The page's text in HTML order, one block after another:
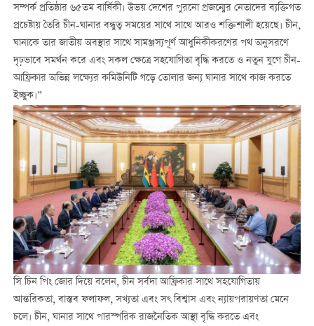
সম্পর্ক প্রতিষ্ঠার ৬৫তম বার্ষিকী। উভয় দেশের পুরনো প্রজন্মের নেতাদের ব্যক্তিগত
প্রচেষ্টায় তৈরি চীন-ঘানার বন্ধুত্ব সময়ের সাথে সাথে আরও শক্তিশালী হয়েছে। চীন,
ঘানাকে তার জাতীয় অবস্থার সাথে সামঞ্জস্যপূর্ণ আধুনিকীকরণের পথ অনুসরণে
দৃঢ়ভাবে সমর্থন করে এবং সকল ক্ষেত্রে সহযোগিতা বৃদ্ধি করতে ও নতুন যুগে চীন-
আফ্রিকার অভিন্ন লক্ষ্যের কমিউনিটি গড়ে তোলার জন্য ঘানার সাথে কাজ করতে
ইচ্ছুক।”
সি চিন পিং জোর দিয়ে বলেন, চীন সর্বদা আফ্রিকার সাথে সহযোগিতায়
আন্তরিকতা, বাস্তব ফলাফল, সখ্যতা এবং সৎ বিশ্বাস এবং ন্যায়পরায়ণতা মেনে
চলে। চীন, ঘানার সাথে পারস্পরিক রাজনৈতিক আস্থা বৃদ্ধি করতে এবং